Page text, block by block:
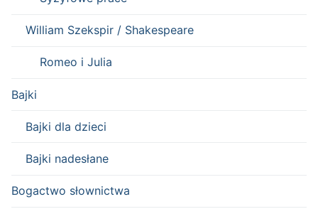
William Szekspir / Shakespeare
Romeo i Julia
Bajki
Bajki dla dzieci
Bajki nadesłane
Bogactwo słownictwa